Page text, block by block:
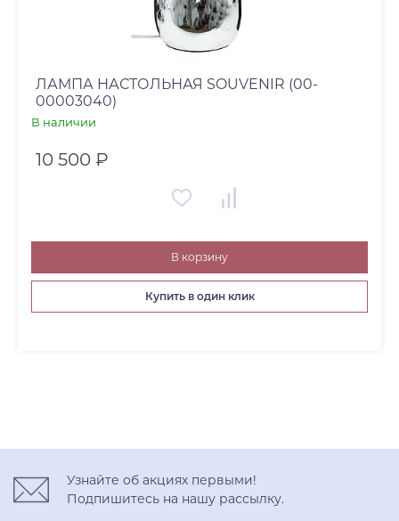
ЛАМПА НАСТОЛЬНАЯ SOUVENIR (00-
00003040)
В наличии
10 500 ₽
В корзину
Купить в один клик
Узнайте об акциях первыми!
Подпишитесь на нашу рассылку.